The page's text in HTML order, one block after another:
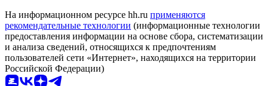
На информационном ресурсе hh.ru применяются
рекомендательные технологии (информационные технологии
предоставления информации на основе сбора, систематизации
и анализа сведений, относящихся к предпочтениям
пользователей сети «Интернет», находящихся на территории
Российской Федерации)